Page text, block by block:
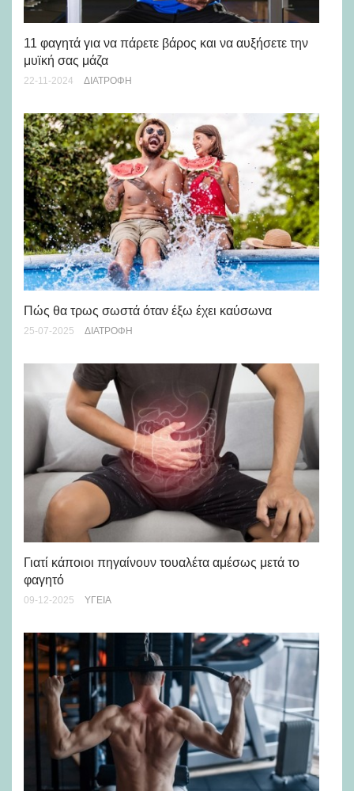
11 φαγητά για να πάρετε βάρος και να αυξήσετε την
μυϊκή σας μάζα
22-11-2024 ΔΙΑΤΡΟΦΉ
Πώς θα τρως σωστά όταν έξω έχει καύσωνα
25-07-2025 ΔΙΑΤΡΟΦΉ
Γιατί κάποιοι πηγαίνουν τουαλέτα αμέσως μετά το
φαγητό
09-12-2025 ΥΓΕΊΑ